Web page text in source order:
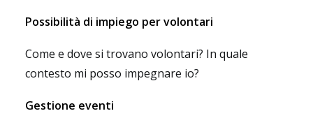
Possibilità di impiego per volontari
Come e dove si trovano volontari? In quale
contesto mi posso impegnare io?
Gestione eventi